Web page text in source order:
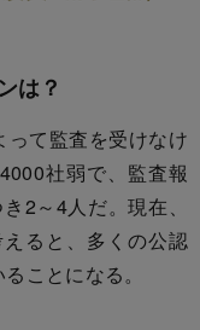
は？
て監査を受けなけ
社弱で、監査報
2～4人だ。現在、
ると、多くの公認
ことになる。